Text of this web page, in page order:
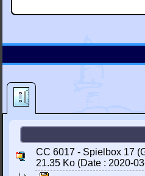
CC 6017 - Spielbox 17
21.35 Ko (Date : 2020-